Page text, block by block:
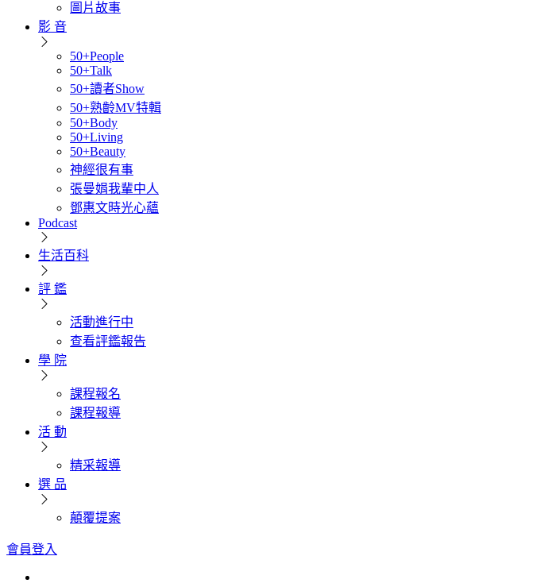
圖片故事
影 音
50+People
50+Talk
50+讀者Show
50+熟齡MV特輯
50+Body
50+Living
50+Beauty
神經很有事
張曼娟我輩中人
鄧惠文時光心蘊
Podcast
生活百科
評 鑑
活動進行中
查看評鑑報告
學 院
課程報名
課程報導
活 動
精采報導
選 品
顛覆提案
會員登入